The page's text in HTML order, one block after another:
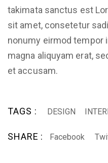
takimata sanctus est
sit amet, consetetur
nonumy eirmod tempor
magna aliquyam erat,
et accusam.
TAGS : DESIGN
SHARE : Facebook